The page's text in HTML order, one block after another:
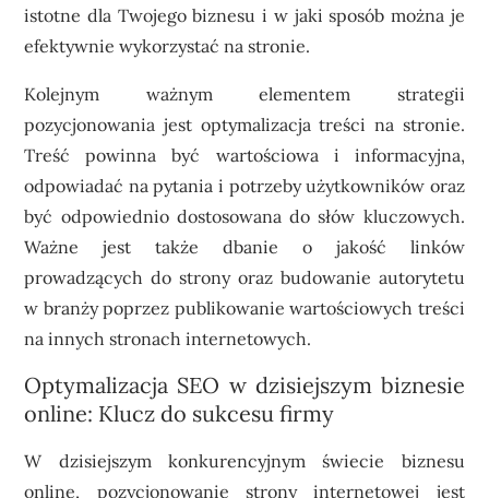
istotne dla Twojego biznesu i w jaki sposób można je
efektywnie wykorzystać na stronie.
Kolejnym ważnym elementem strategii
pozycjonowania jest optymalizacja treści na stronie.
Treść powinna być wartościowa i informacyjna,
odpowiadać na pytania i potrzeby użytkowników oraz
być odpowiednio dostosowana do słów kluczowych.
Ważne jest także dbanie o jakość linków
prowadzących do strony oraz budowanie autorytetu
w branży poprzez publikowanie wartościowych treści
na innych stronach internetowych.
Optymalizacja SEO w dzisiejszym biznesie
online: Klucz do sukcesu firmy
W dzisiejszym konkurencyjnym świecie biznesu
online, pozycjonowanie strony internetowej jest